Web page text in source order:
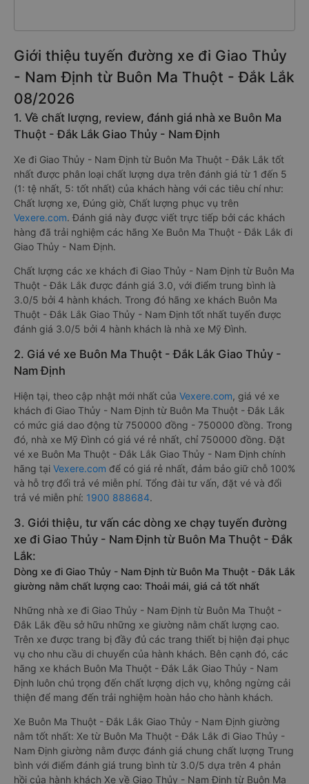
Giới thiệu tuyến đường xe đi Giao Thủy
- Nam Định từ Buôn Ma Thuột - Đắk Lắk
08/2026
1. Về chất lượng, review, đánh giá nhà xe Buôn Ma
Thuột - Đắk Lắk Giao Thủy - Nam Định
Xe đi Giao Thủy - Nam Định từ Buôn Ma Thuột - Đắk Lắk tốt
nhất được phân loại chất lượng dựa trên đánh giá từ 1 đến 5
(1: tệ nhất, 5: tốt nhất) của khách hàng với các tiêu chí như:
Chất lượng xe, Đúng giờ, Chất lượng phục vụ trên
Vexere.com. Đánh giá này được viết trực tiếp bởi các khách
hàng đã trải nghiệm các hãng Xe Buôn Ma Thuột - Đắk Lắk đi
Giao Thủy - Nam Định.
Chất lượng các xe khách đi Giao Thủy - Nam Định từ Buôn Ma
Thuột - Đắk Lắk được đánh giá 3.0, với điểm trung bình là
3.0/5 bởi 4 hành khách. Trong đó hãng xe khách Buôn Ma
Thuột - Đắk Lắk Giao Thủy - Nam Định tốt nhất tuyến được
đánh giá 3.0/5 bởi 4 hành khách là nhà xe Mỹ Đình.
2. Giá vé xe Buôn Ma Thuột - Đắk Lắk Giao Thủy -
Nam Định
Hiện tại, theo cập nhật mới nhất của Vexere.com, giá vé xe
khách đi Giao Thủy - Nam Định từ Buôn Ma Thuột - Đắk Lắk
có mức giá dao động từ 750000 đồng - 750000 đồng. Trong
đó, nhà xe Mỹ Đình có giá vé rẻ nhất, chỉ 750000 đồng. Đặt
vé xe Buôn Ma Thuột - Đắk Lắk Giao Thủy - Nam Định chính
hãng tại Vexere.com để có giá rẻ nhất, đảm bảo giữ chỗ 100%
và hỗ trợ đổi trả vé miễn phí. Tổng đài tư vấn, đặt vé và đổi
trả vé miễn phí: 1900 888684.
3. Giới thiệu, tư vấn các dòng xe chạy tuyến đường
xe đi Giao Thủy - Nam Định từ Buôn Ma Thuột - Đắk
Lắk:
Dòng xe đi Giao Thủy - Nam Định từ Buôn Ma Thuột - Đắk Lắk
giường nằm chất lượng cao: Thoải mái, giá cả tốt nhất
Những nhà xe đi Giao Thủy - Nam Định từ Buôn Ma Thuột -
Đắk Lắk đều sở hữu những xe giường nằm chất lượng cao.
Trên xe được trang bị đầy đủ các trang thiết bị hiện đại phục
vụ cho nhu cầu di chuyển của hành khách. Bên cạnh đó, các
hãng xe khách Buôn Ma Thuột - Đắk Lắk Giao Thủy - Nam
Định luôn chú trọng đến chất lượng dịch vụ, không ngừng cải
thiện để mang đến trải nghiệm hoàn hảo cho hành khách.
Xe Buôn Ma Thuột - Đắk Lắk Giao Thủy - Nam Định giường
nằm tốt nhất: Xe từ Buôn Ma Thuột - Đắk Lắk đi Giao Thủy -
Nam Định giường nằm được đánh giá chung chất lượng Trung
bình với điểm đánh giá trung bình từ 3.0/5 dựa trên 4 phản
hồi của hành khách Xe về Giao Thủy - Nam Định từ Buôn Ma